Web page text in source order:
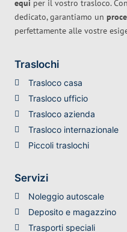
equi per il vostro trasloco.
dedicato, garantiamo un
perfettamente alle vostre
Traslochi
Trasloco casa
Trasloco ufficio
Trasloco azienda
Trasloco internazionale
Piccoli traslochi
Servizi
Noleggio autoscale
Deposito e magazzino
Trasporti speciali